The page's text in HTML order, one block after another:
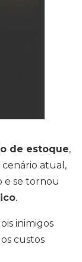
de estoque,
atual,
e se tornou
.
inimigos
custos